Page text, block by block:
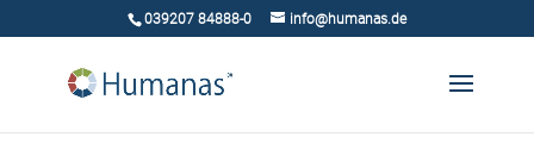
039207 84888-0 info@humanas.de